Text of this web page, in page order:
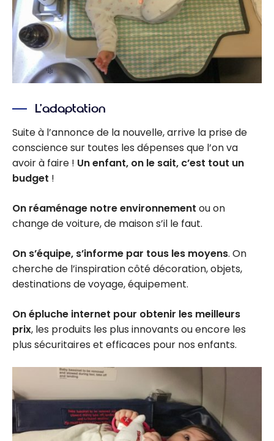
L’adaptation
Suite à l’annonce de la nouvelle, arrive la prise de
conscience sur toutes les dépenses que l’on va
avoir à faire ! Un enfant, on le sait, c’est tout un
budget !
On réaménage notre environnement ou on
change de voiture, de maison s’il le faut.
On s’équipe, s’informe par tous les moyens. On
cherche de l’inspiration côté décoration, objets,
destinations de voyage, équipement.
On épluche internet pour obtenir les meilleurs
prix, les produits les plus innovants ou encore les
plus sécuritaires et efficaces pour nos enfants.